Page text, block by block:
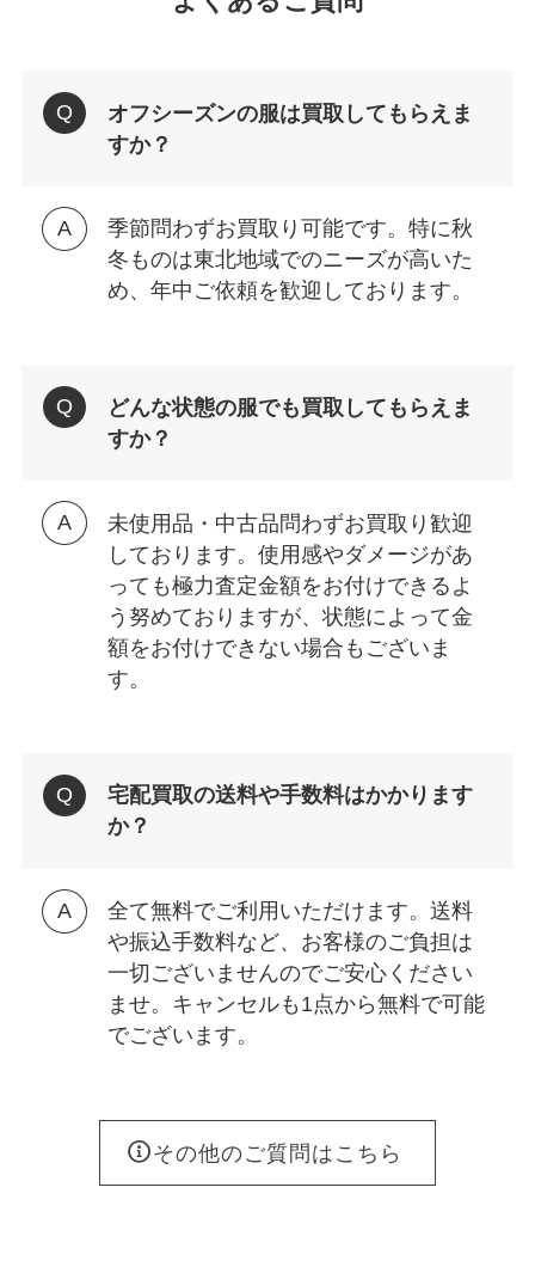
オフシーズンの服は買取してもらえま
すか？
季節問わずお買取り可能です。特に秋
冬ものは東北地域でのニーズが高いた
め、年中ご依頼を歓迎しております。
どんな状態の服でも買取してもらえま
すか？
未使用品・中古品問わずお買取り歓迎
しております。使用感やダメージがあ
っても極力査定金額をお付けできるよ
う努めておりますが、状態によって金
額をお付けできない場合もございま
す。
宅配買取の送料や手数料はかかります
か？
全て無料でご利用いただけます。送料
や振込手数料など、お客様のご負担は
一切ございませんのでご安心ください
ませ。キャンセルも1点から無料で可能
でございます。
その他のご質問はこちら